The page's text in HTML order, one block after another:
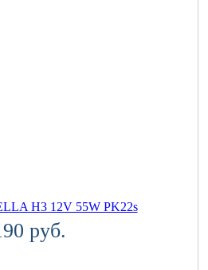
H3 12V 55W PK22s
руб.